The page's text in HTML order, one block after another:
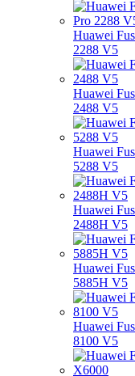
Huawei
2288 V5
Huawei
2488 V5
Huawei
5288 V5
Huawei
2488H V5
Huawei
5885H V5
Huawei
8100 V5